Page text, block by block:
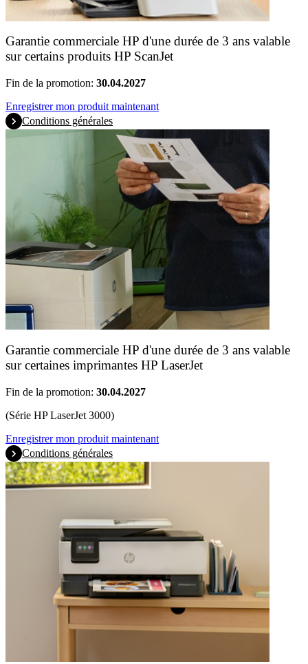
Garantie commerciale HP d'une durée de 3 ans valable
sur certains produits HP ScanJet
Fin de la promotion: 30.04.2027
Enregistrer mon produit maintenant
Conditions générales
Garantie commerciale HP d'une durée de 3 ans valable
sur certaines imprimantes HP LaserJet
Fin de la promotion: 30.04.2027
(Série HP LaserJet 3000)
Enregistrer mon produit maintenant
Conditions générales